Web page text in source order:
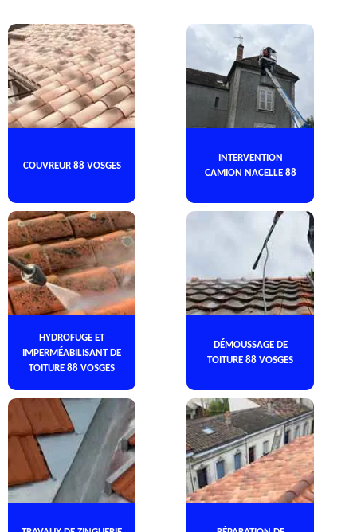
COUVREUR 88 VOSGES
INTERVENTION
CAMION NACELLE 88
HYDROFUGE ET
IMPERMÉABILISANT DE
TOITURE 88 VOSGES
DÉMOUSSAGE DE
TOITURE 88 VOSGES